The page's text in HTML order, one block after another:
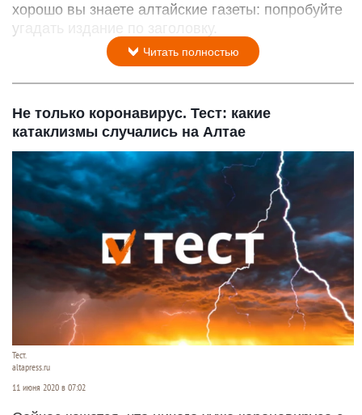
хорошо вы знаете алтайские газеты: попробуйте
угадать издание по заголовку.
Читать полностью
Не только коронавирус. Тест: какие
катаклизмы случались на Алтае
Тест.
altapress.ru
11 июня 2020 в 07:02